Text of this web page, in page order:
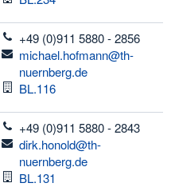
telefon
+49 (0)911 5880 - 2856
email
michael.hofmann@th-
nuernberg.de
Raum
BL.116
telefon
+49 (0)911 5880 - 2843
email
dirk.honold@th-
nuernberg.de
Raum
BL.131